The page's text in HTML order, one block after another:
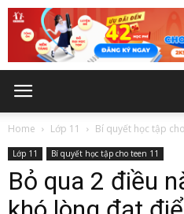
Home Lớp 11 Bí quyết học tập
Lớp 11 Bí quyết học tập cho teen 11
Bỏ qua 2 điều